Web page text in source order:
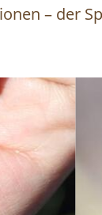
– der